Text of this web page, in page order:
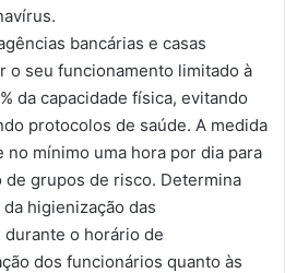
bancárias e casas
o seu funcionamento limitado à
da capacidade física, evitando
protocolos de saúde. A medida
no mínimo uma hora por dia para
grupos de risco. Determina
higienização das
o horário de
dos funcionários quanto às